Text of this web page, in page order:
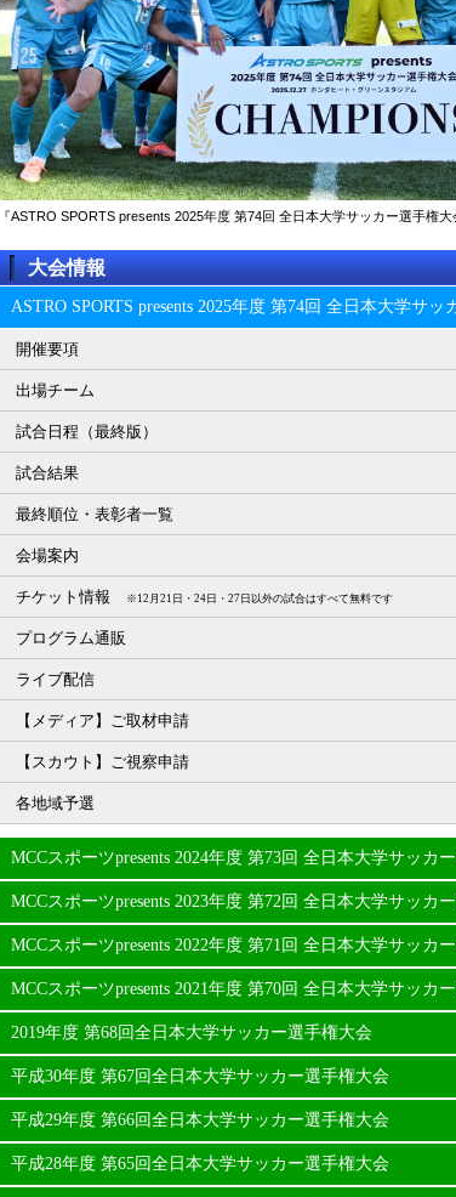
『ASTRO SPORTS presents 2025年度 第74回 全⽇本⼤学サッカー選⼿権
大会情報
ASTRO SPORTS presents 2025年度 第74回 全⽇本⼤学サッ
開催要項
出場チーム
試合日程（最終版）
試合結果
最終順位・表彰者一覧
会場案内
チケット情報 ※12月21日・24日・27日以外の試合はすべて無料です
プログラム通販
ライブ配信
【メディア】ご取材申請
【スカウト】ご視察申請
各地域予選
MCCスポーツpresents 2024年度 第73回 全日本大学サッカ
MCCスポーツpresents 2023年度 第72回 全日本大学サッカ
MCCスポーツpresents 2022年度 第71回 全日本大学サッカ
MCCスポーツpresents 2021年度 第70回 全日本大学サッカ
2019年度 第68回全日本大学サッカー選手権大会
平成30年度 第67回全日本大学サッカー選手権大会
平成29年度 第66回全日本大学サッカー選手権大会
平成28年度 第65回全日本大学サッカー選手権大会